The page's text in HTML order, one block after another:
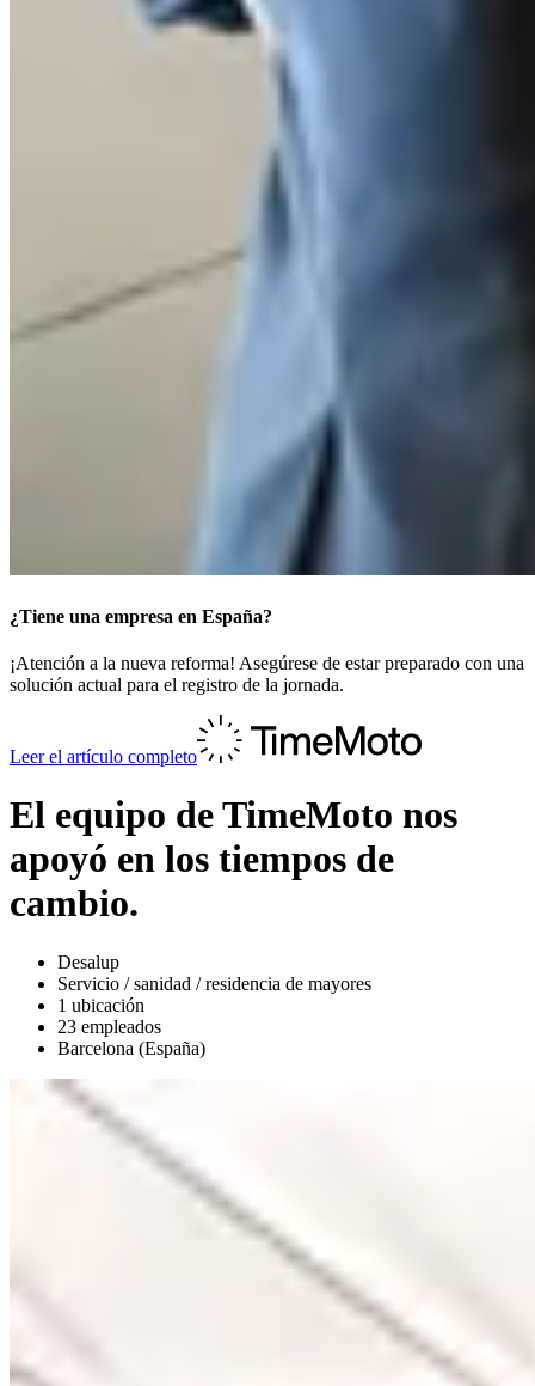
¿Tiene una empresa en España?
¡Atención a la nueva reforma! Asegúrese de estar preparado con una
solución actual para el registro de la jornada.
Leer el artículo completo
El equipo de TimeMoto nos
apoyó en los tiempos de
cambio.
Desalup
Servicio / sanidad / residencia de mayores
1 ubicación
23 empleados
Barcelona (España)